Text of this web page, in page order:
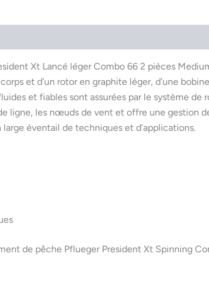
Xt Lancé léger Combo 66 2 pièces
et d’un rotor en graphite léger, d’une
et fiables sont assurées par le système
ligne, les nœuds de vent et offre une gestion
éventail de techniques et d’applications.
de pêche Pflueger President Xt Spinning